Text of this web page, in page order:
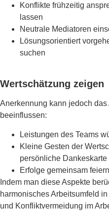
Konflikte frühzeitig
lassen
Neutrale Mediatoren
Lösungsorientiert
suchen
Wertschätzung zeigen
Anerkennung kann jedoch
beeinflussen:
Leistungen des Teams
Kleine Gesten der
persönliche Dankeskarte
Erfolge gemeinsam feiern
Indem man diese Aspekte
harmonisches Arbeitsumfeld
und Konfliktvermeidung im